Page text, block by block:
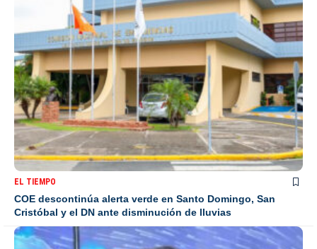
EL TIEMPO
COE descontinúa alerta verde en Santo Domingo, San
Cristóbal y el DN ante disminución de lluvias